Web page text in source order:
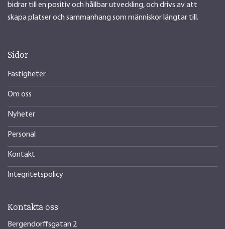
bidrar till en positiv och hållbar utveckling, och drivs av att
skapa platser och sammanhang som människor längtar till.
Sidor
Fastigheter
Om oss
Nyheter
Personal
Kontakt
Integritetspolicy
Kontakta oss
Bergendorffsgatan 2